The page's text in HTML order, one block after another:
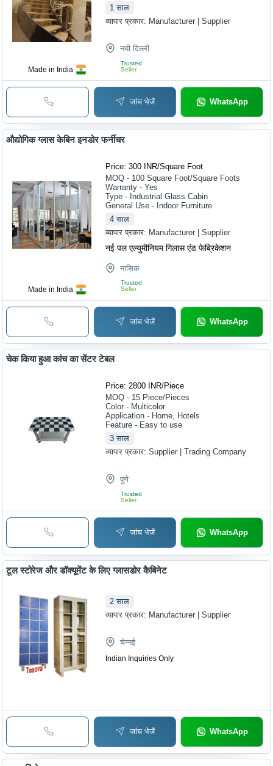
Made in India
1 साल
व्यापार प्रकार: Manufacturer | Supplier
नयी दिल्ली
Trusted
Seller
जांच भेजें WhatsApp
Made in India
औद्योगिक ग्लास केबिन इनडोर फर्नीचर
Price: 300 INR/Square Foot
MOQ - 100 Square Foot/Square Foots
Warranty - Yes
Type - Industrial Glass Cabin
General Use - Indoor Furniture
4 साल
व्यापार प्रकार: Manufacturer | Supplier
नई पल एल्युमीनियम गिलास एंड फेब्रिकेशन
नासिक
Trusted
Seller
जांच भेजें WhatsApp
चेक किया हुआ कांच का सेंटर टेबल
Price: 2800 INR/Piece
MOQ - 15 Piece/Pieces
Color - Multicolor
Application - Home, Hotels
Feature - Easy to use
3 साल
व्यापार प्रकार:Supplier | Trading Company
पुणे
Trusted
Seller
जांच भेजें WhatsApp
टूल स्टोरेज और डॉक्यूमेंट के लिए ग्लासडोर कैबिनेट
2 साल
व्यापार प्रकार: Manufacturer | Supplier
चेन्नई
Indian Inquiries Only
जांच भेजें WhatsApp